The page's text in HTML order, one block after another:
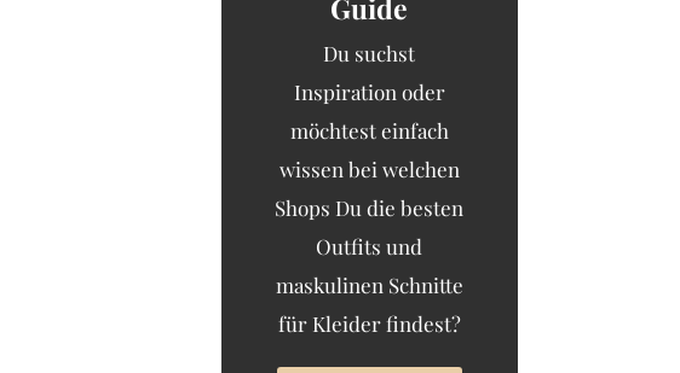
Guide
Du suchst
Inspiration oder
möchtest einfach
wissen bei welchen
Shops Du die besten
Outfits und
maskulinen Schnitte
für Kleider findest?